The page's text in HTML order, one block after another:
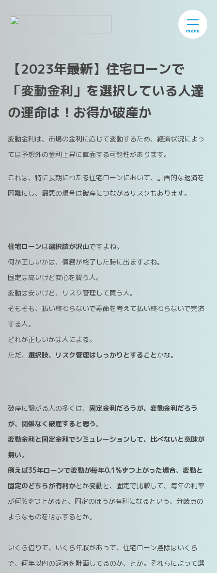
menu
【2023年最新】住宅ローンで
「変動金利」を選択している人達
の運命は！お得か破産か
変動金利は、市場の金利に応じて変動するため、経済状況によっ
ては予想外の金利上昇に直面する可能性があります。
これは、特に長期にわたる住宅ローンにおいて、計画的な返済を
困難にし、最悪の場合は破産につながるリスクもあります。
住宅ローンは選択肢が沢山ですよね。
何が正しいかは、債務が終了した時に出ますよね。
固定は高いけど安心を買う人。
変動は安いけど、リスク管理して買う人。
そもそも、払い終わらないで寿命を考えて払い終わらないで完済
する人。
どれが正しいかは人による。
ただ、 選択肢、リスク管理はしっかりとすることかな。
破産に繋がる人の多くは、 固定金利だろうが、変動金利だろう
が、関係なく破産すると思う。
変動金利と固定金利でシミュレーションして、比べないと意味が
無い。
例えば35年ローンで変動が毎年0.1%ずつ上がった場合、変動と
固定のどちらが有利かとか変動と、固定で比較して、毎年の利率
が何%ずつ上がると、固定のほうが有利になるという、分岐点の
ようなものを明示するとか。
いくら借りて、いくら年収があって、住宅ローン控除はいくら
で、何年以内の返済を計画してるのか、とか。それらによって選